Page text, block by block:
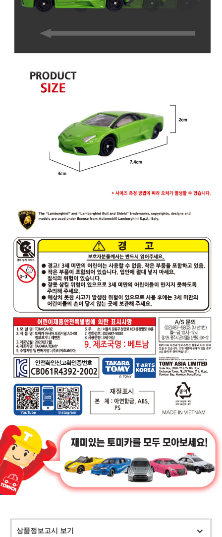
상품정보고시 보기